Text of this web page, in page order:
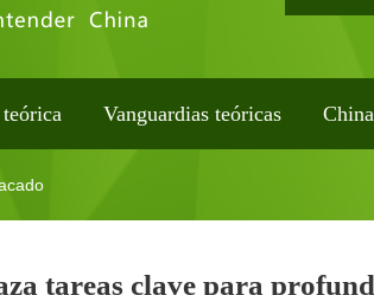
Vanguardias teóricas
tareas clave para